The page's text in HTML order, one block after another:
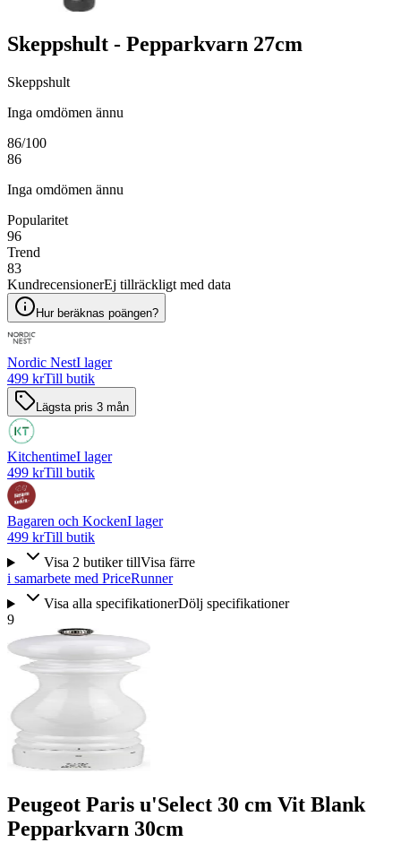
Skeppshult - Pepparkvarn 27cm
Skeppshult
Inga omdömen ännu
86/100
86
Inga omdömen ännu
Popularitet
96
Trend
83
KundrecensionerEj tillräckligt med data
Hur beräknas poängen?
Nordic NestI lager
499 krTill butik
Lägsta pris 3 mån
KitchentimeI lager
499 krTill butik
Bagaren och KockenI lager
499 krTill butik
Visa 2 butiker tillVisa färre
i samarbete med PriceRunner
Visa alla specifikationerDölj specifikationer
9
Peugeot Paris u'Select 30 cm Vit Blank
Pepparkvarn 30cm